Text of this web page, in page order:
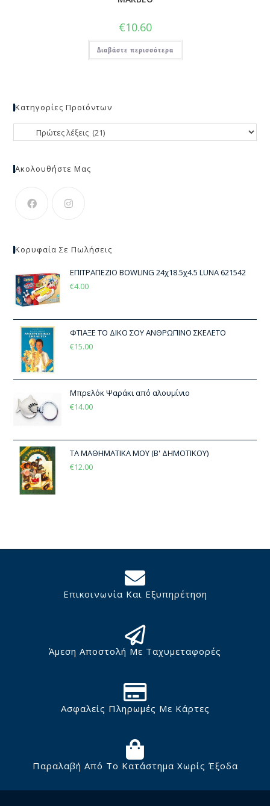
€10.60
Διαβάστε περισσότερα
Κατηγορίες Προϊόντων
Ακολουθήστε Μας
Κορυφαία Σε Πωλήσεις
ΕΠΙΤΡΑΠΕΖΙΟ BOWLING 24χ18.5χ4.5 LUNA 621542
€4.00
ΦΤΙΑΞΕ ΤΟ ΔΙΚΟ ΣΟΥ ΑΝΘΡΩΠΙΝΟ ΣΚΕΛΕΤΟ
€15.00
Μπρελόκ Ψαράκι από αλουμίνιο
€14.00
ΤΑ ΜΑΘΗΜΑΤΙΚΑ ΜΟΥ (Β' ΔΗΜΟΤΙΚΟΥ)
€12.00
Επικοινωνία Και Εξυπηρέτηση
Άμεση Αποστολή Με Ταχυμεταφορές
Ασφαλείς Πληρωμές Με Κάρτες
Παραλαβή Από Το Κατάστημα Χωρίς Έξοδα